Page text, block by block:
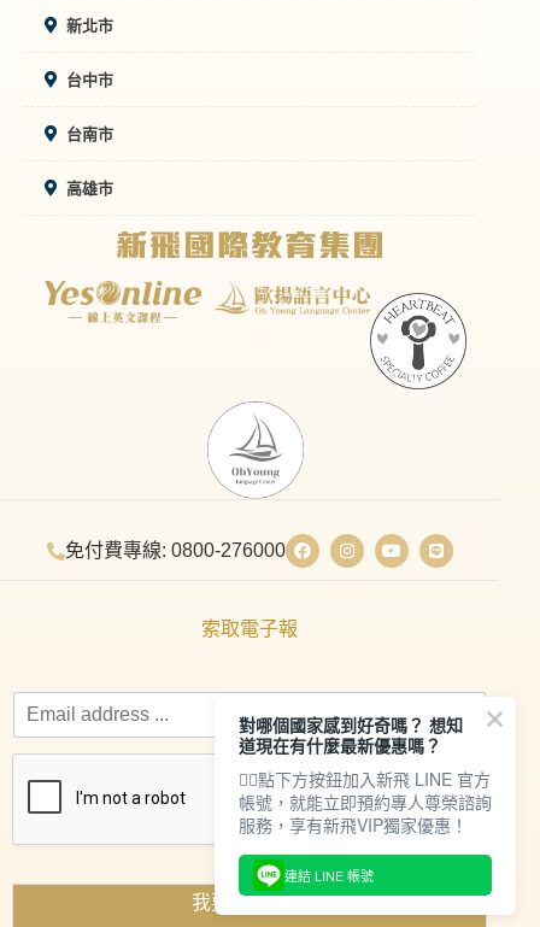
新北市
台中市
台南市
高雄市
免付費專線: 0800-276000
索取電子報
我要索取資料
對哪個國家感到好奇嗎？ 想知
道現在有什麼最新優惠嗎？
👇🏻點下方按鈕加入新飛 LINE 官方
帳號，就能立即預約專人尊榮諮詢
服務，享有新飛VIP獨家優惠！
連結 LINE 帳號